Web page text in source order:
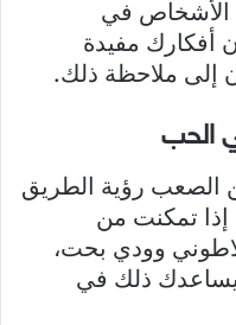
الأشخاص في
أفكارك مفيدة
إلى ملاحظة ذلك.
الحب
الصعب رؤية الطريق
تمكنت من
وودي بحت،
يساعدك ذلك في